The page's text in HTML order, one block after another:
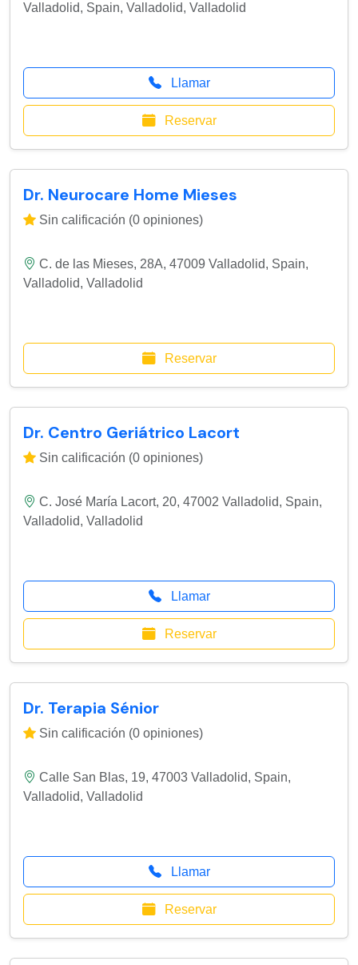
Valladolid, Spain, Valladolid, Valladolid
Llamar
Reservar
Dr. Neurocare Home Mieses
Sin calificación (0 opiniones)
C. de las Mieses, 28A, 47009 Valladolid, Spain,
Valladolid, Valladolid
Reservar
Dr. Centro Geriátrico Lacort
Sin calificación (0 opiniones)
C. José María Lacort, 20, 47002 Valladolid, Spain,
Valladolid, Valladolid
Llamar
Reservar
Dr. Terapia Sénior
Sin calificación (0 opiniones)
Calle San Blas, 19, 47003 Valladolid, Spain,
Valladolid, Valladolid
Llamar
Reservar